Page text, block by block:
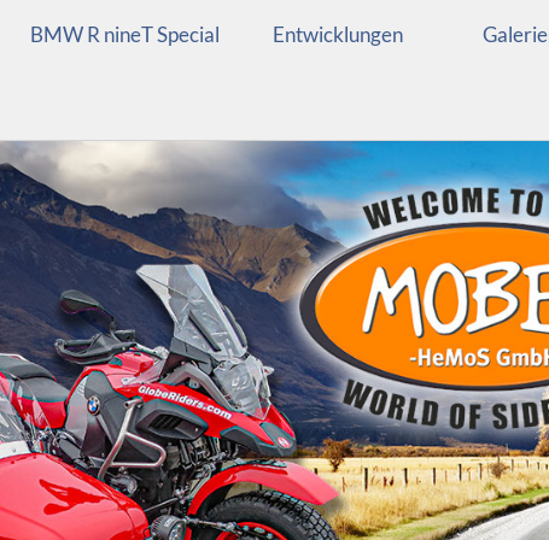
BMW R nineT Special Entwicklungen